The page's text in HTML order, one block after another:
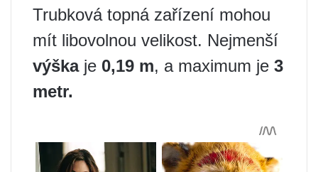
Trubková topná zařízení mohou
mít libovolnou velikost. Nejmenší
výškaje 0,19 m, a maximum je 3
metr.